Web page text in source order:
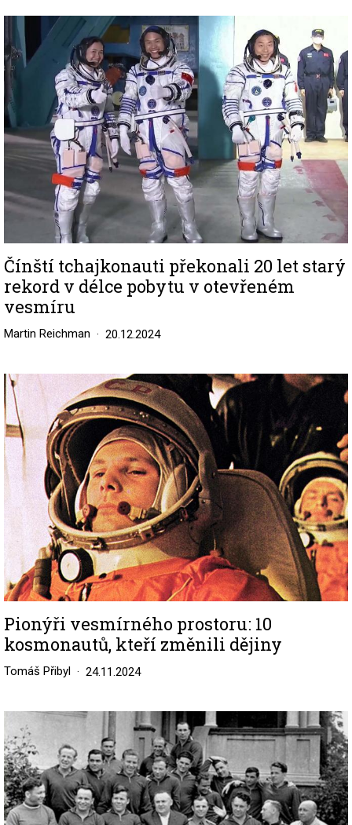
Image
Čínští tchajkonauti překonali 20 let starý
rekord v délce pobytu v otevřeném
vesmíru
Martin Reichman 20.12.2024
Image
Pionýři vesmírného prostoru: 10
kosmonautů, kteří změnili dějiny
Tomáš Přibyl 24.11.2024